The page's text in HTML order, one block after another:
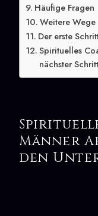
Häufige Fragen
Weitere Wege
Der erste
Spirituelles
nächster Schritt
Männer
den